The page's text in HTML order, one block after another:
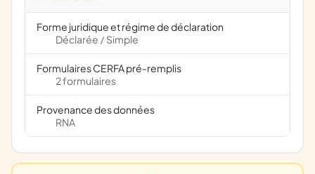
Forme juridique et régime de déclaration
Déclarée / Simple
Formulaires CERFA pré-remplis
2 formulaires
Provenance des données
RNA